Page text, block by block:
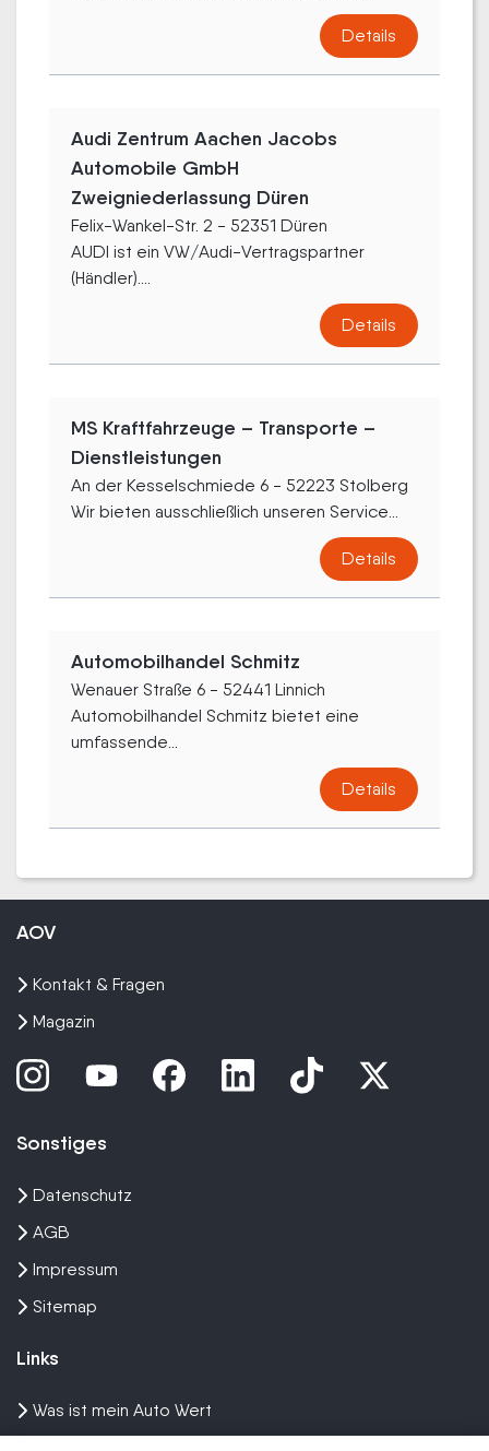
Details
Audi Zentrum Aachen Jacobs
Automobile GmbH
Zweigniederlassung Düren
Felix-Wankel-Str. 2 - 52351 Düren
AUDI ist ein VW/Audi-Vertragspartner
(Händler)....
Details
MS Kraftfahrzeuge – Transporte –
Dienstleistungen
An der Kesselschmiede 6 - 52223 Stolberg
Wir bieten ausschließlich unseren Service...
Details
Automobilhandel Schmitz
Wenauer Straße 6 - 52441 Linnich
Automobilhandel Schmitz bietet eine
umfassende...
Details
AOV
Kontakt & Fragen
Magazin
Sonstiges
Datenschutz
AGB
Impressum
Sitemap
Links
Was ist mein Auto Wert